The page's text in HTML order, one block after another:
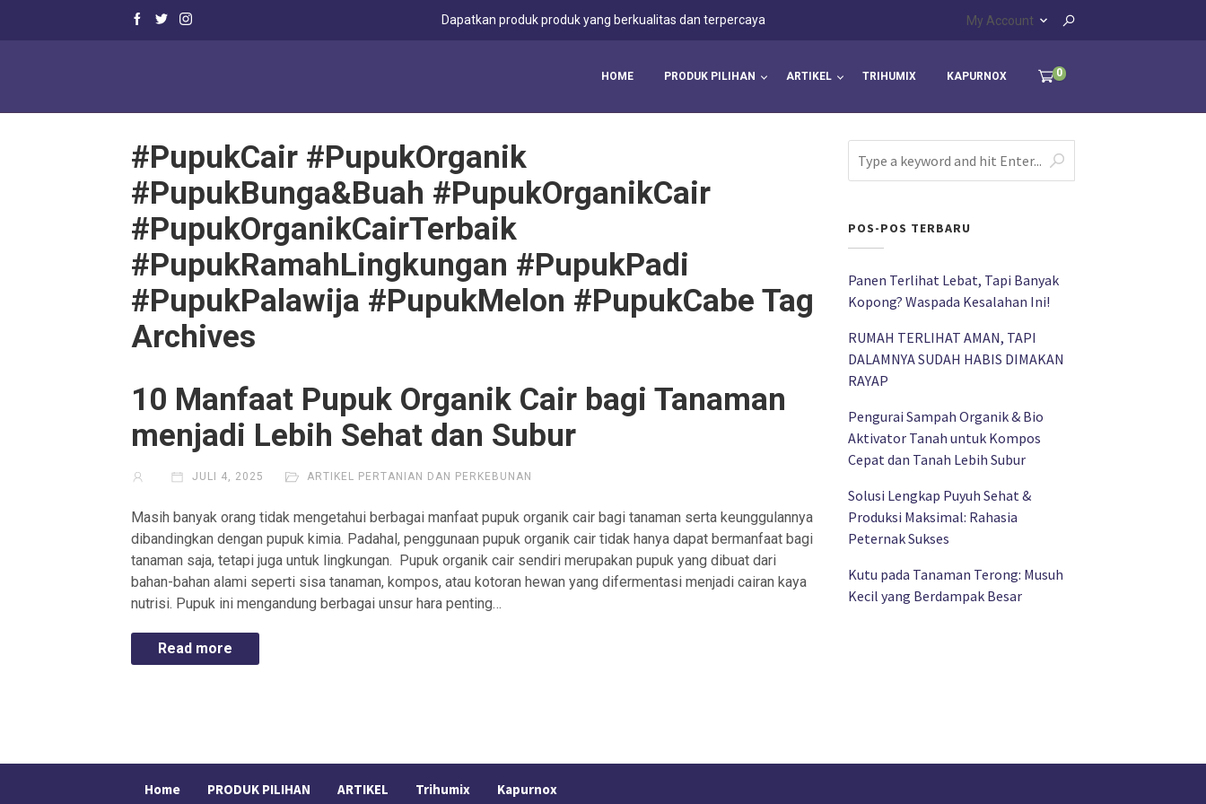
Dapatkan produk produk yang berkualitas dan terpercaya My Account
HOME PRODUK PILIHAN ARTIKEL TRIHUMIX KAPURNOX 0
#PupukCair #PupukOrganik
#PupukBunga&Buah #PupukOrganikCair
#PupukOrganikCairTerbaik
#PupukRamahLingkungan #PupukPadi
#PupukPalawija #PupukMelon #PupukCabe Tag
Archives
10 Manfaat Pupuk Organik Cair bagi Tanaman
menjadi Lebih Sehat dan Subur
JULI 4, 2025 ARTIKEL PERTANIAN DAN PERKEBUNAN
Masih banyak orang tidak mengetahui berbagai manfaat pupuk organik cair bagi tanaman serta keunggulannya
dibandingkan dengan pupuk kimia. Padahal, penggunaan pupuk organik cair tidak hanya dapat bermanfaat bagi
tanaman saja, tetapi juga untuk lingkungan. Pupuk organik cair sendiri merupakan pupuk yang dibuat dari
bahan-bahan alami seperti sisa tanaman, kompos, atau kotoran hewan yang difermentasi menjadi cairan kaya
nutrisi. Pupuk ini mengandung berbagai unsur hara penting…
Read more
POS-POS TERBARU
Panen Terlihat Lebat, Tapi Banyak
Kopong? Waspada Kesalahan Ini!
RUMAH TERLIHAT AMAN, TAPI
DALAMNYA SUDAH HABIS DIMAKAN
RAYAP
Pengurai Sampah Organik & Bio
Aktivator Tanah untuk Kompos
Cepat dan Tanah Lebih Subur
Solusi Lengkap Puyuh Sehat &
Produksi Maksimal: Rahasia
Peternak Sukses
Kutu pada Tanaman Terong: Musuh
Kecil yang Berdampak Besar
Home PRODUK PILIHAN ARTIKEL Trihumix Kapurnox